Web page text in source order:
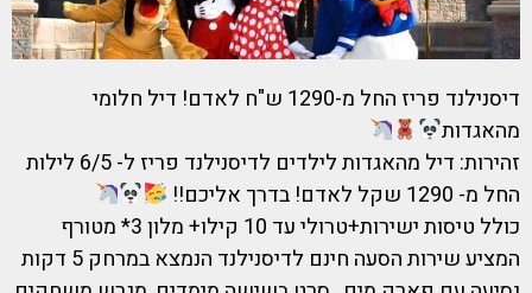
דיסנילנד פריז החל מ-1290 ש"ח לאדם! דיל חלומי
מהאגדות
זהירות: דיל מהאגדות לילדים לדיסנילנד פריז ל- 6/5 לילות
החל מ- 1290 שקל לאדם! בדרך אליכם!!
כולל טיסות ישירות+טרולי עד 10 קילו+ מלון 3* מטורף
המציע שירות הסעה חינם לדיסנילנד הנמצא במרחק 5 דקות